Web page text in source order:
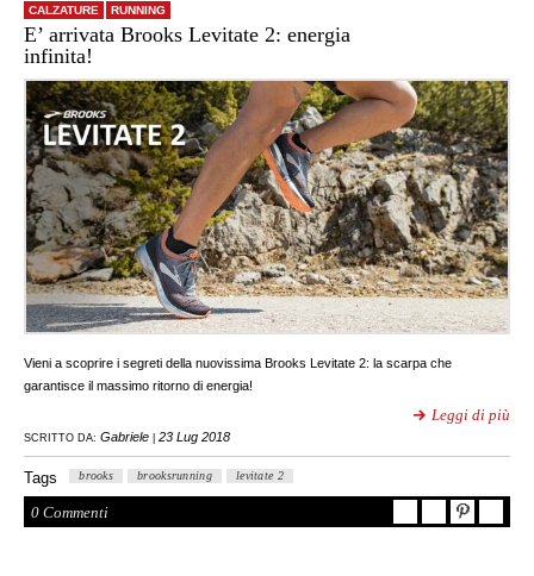
CALZATURE RUNNING
E’ arrivata Brooks Levitate 2: energia
infinita!
Vieni a scoprire i segreti della nuovissima Brooks Levitate 2: la scarpa che
garantisce il massimo ritorno di energia!
Leggi di più
SCRITTO DA: Gabriele 23 Lug 2018
Tags brooks brooksrunning levitate 2
0 Commenti